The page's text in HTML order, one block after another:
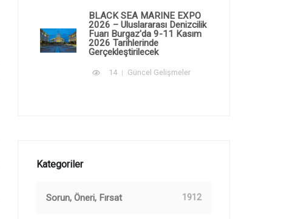
BLACK SEA MARINE EXPO
2026 – Uluslararası Denizcilik
Fuarı Burgaz'da 9-11 Kasım
2026 Tarihlerinde
Gerçekleştirilecek
14 Güncel Gelişmeler
Kategoriler
Sorun, Öneri, Fırsat 1912